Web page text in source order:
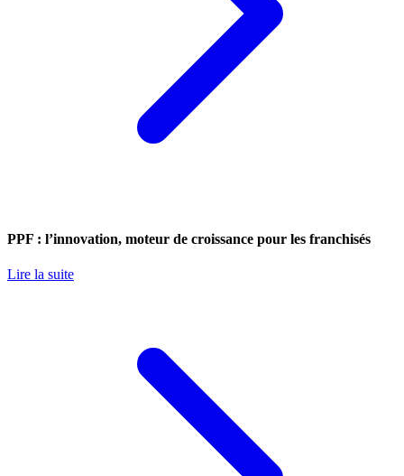
PPF : l’innovation, moteur de croissance pour les franchisés
Lire la suite